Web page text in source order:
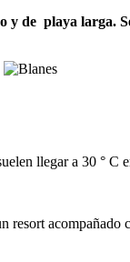
y de playa larga.
llegar a 30 °